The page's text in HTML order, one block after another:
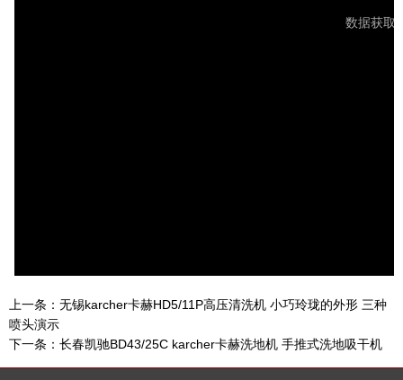
上一条： 无锡karcher卡赫HD5/11P高压清洗机 小巧玲珑的外形 三种
喷头演示
下一条： 长春凯驰BD43/25C karcher卡赫洗地机 手推式洗地吸干机